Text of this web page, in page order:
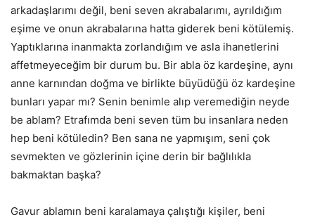
arkadaşlarımı değil, beni seven akrabalarımı, ayrıldığım
eşime ve onun akrabalarına hatta giderek beni kötülemiş.
Yaptıklarına inanmakta zorlandığım ve asla ihanetlerini
affetmeyeceğim bir durum bu. Bir abla öz kardeşine, aynı
anne karnından doğma ve birlikte büyüdüğü öz kardeşine
bunları yapar mı? Senin benimle alıp veremediğin neyde
be ablam? Etrafımda beni seven tüm bu insanlara neden
hep beni kötüledin? Ben sana ne yapmışım, seni çok
sevmekten ve gözlerinin içine derin bir bağlılıkla
bakmaktan başka?
Gavur ablamın beni karalamaya çalıştığı kişiler, beni